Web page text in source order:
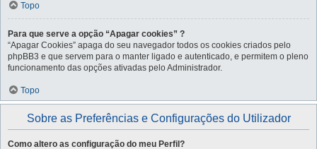
Topo
Para que serve a opção “Apagar cookies” ?
“Apagar Cookies” apaga do seu navegador todos os cookies criados pelo
phpBB3 e que servem para o manter ligado e autenticado, e permitem o pleno
funcionamento das opções ativadas pelo Administrador.
Topo
Sobre as Preferências e Configurações do Utilizador
Como altero as configuração do meu Perfil?